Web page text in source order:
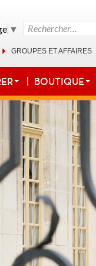
Rechercher :
▼
GROUPES ET AFFAIRES
BOUTIQUE